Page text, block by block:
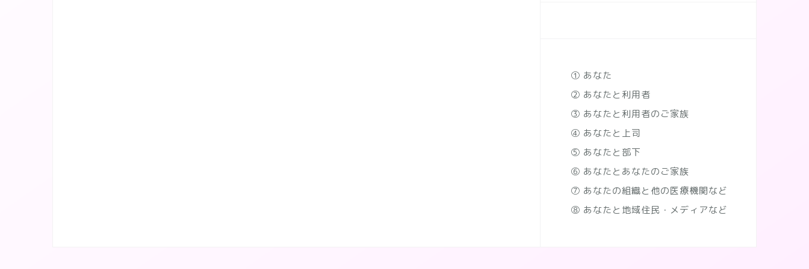
① あなた
② あなたと利用者
③ あなたと利用者のご家族
④ あなたと上司
⑤ あなたと部下
⑥ あなたとあなたのご家族
⑦ あなたの組織と他の医療機関など
⑧ あなたと地域住民・メディアなど